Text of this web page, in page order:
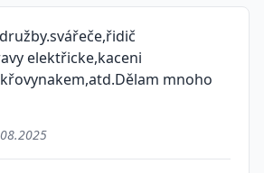
elektřicke,kaceni
mnoho